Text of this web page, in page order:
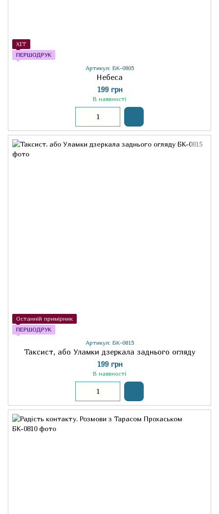
ХІТ
ПЕРШОДРУК
Артикул: БК-0805
Небеса
199 грн
В наявності
Останній примірник
ПЕРШОДРУК
Артикул: БК-0815
Таксист, або Уламки дзеркала заднього огляду
199 грн
В наявності